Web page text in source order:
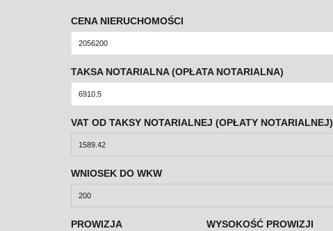
CENA NIERUCHOMOŚCI
TAKSA NOTARIALNA (OPŁATA NOTARIALNA)
VAT OD TAKSY NOTARIALNEJ (OPŁATY NOTARIALNEJ)
WNIOSEK DO WKW
PROWIZJA
WYSOKOŚĆ PROWIZJI